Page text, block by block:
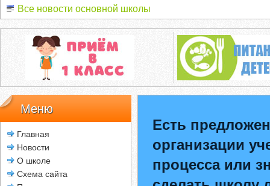
Все новости основной школы
Меню
Главная
Новости
О школе
Схема сайта
Есть
организации
процесса или